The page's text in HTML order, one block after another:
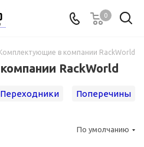
0
в компании RackWorld
RackWorld
Переходники Поперечины
По умолчанию